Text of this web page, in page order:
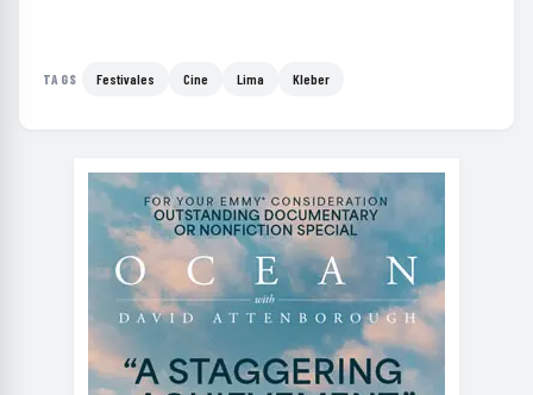
TAGS Festivales Cine Lima Kleber